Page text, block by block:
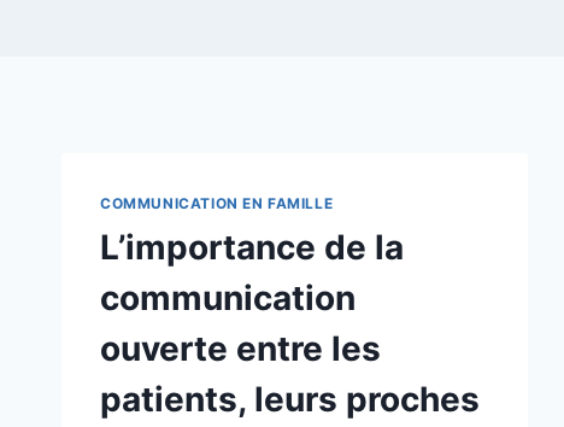
COMMUNICATION EN FAMILLE
L’importance de la
communication
ouverte entre les
patients, leurs proches